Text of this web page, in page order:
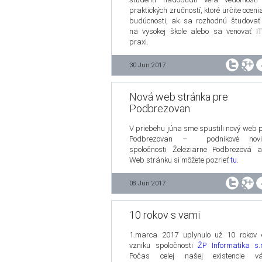
praktických zručností, ktoré určite
budúcnosti, ak sa rozhodnú študovať
na vysokej škole alebo sa venovať
praxi.
30 Jun 2017
Nová web stránka pre
Podbrezovan
V priebehu júna sme spustili nový web
Podbrezovan – podnikové
spoločnosti Železiarne Podbrezová
Web stránku si môžete pozrieťtu
08 Jun 2017
10 rokov s vami
1.marca 2017 uplynulo už 10 rokov
vzniku spoločnosti ŽP Informatika
Počas celej našej existencie